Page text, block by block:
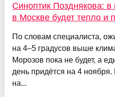
Синоптик Позднякова: в
в Москве будет тепло и
По словам специалиста,
на 4–5 градусов выше
Морозов пока не будет, а
день придётся на 4 ноября.
на...